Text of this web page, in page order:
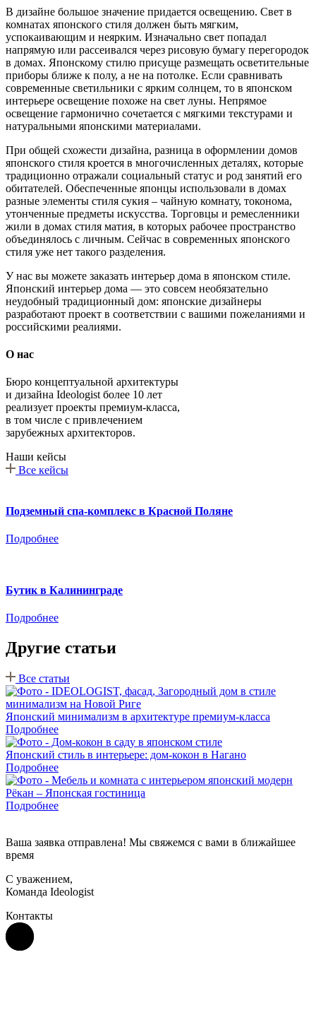
В дизайне большое значение придается освещению. Свет в
комнатах японского стиля должен быть мягким,
успокаивающим и неярким. Изначально свет попадал
напрямую или рассеивался через рисовую бумагу перегородок
в домах. Японскому стилю присуще размещать осветительные
приборы ближе к полу, а не на потолке. Если сравнивать
современные светильники с ярким солнцем, то в японском
интерьере освещение похоже на свет луны. Непрямое
освещение гармонично сочетается с мягкими текстурами и
натуральными японскими материалами.
При общей схожести дизайна, разница в оформлении домов
японского стиля кроется в многочисленных деталях, которые
традиционно отражали социальный статус и род занятий его
обитателей. Обеспеченные японцы использовали в домах
разные элементы стиля сукия – чайную комнату, токонома,
утонченные предметы искусства. Торговцы и ремесленники
жили в домах стиля матия, в которых рабочее пространство
объединялось с личным. Сейчас в современных японского
стиля уже нет такого разделения.
У нас вы можете заказать интерьер дома в японском стиле.
Японский интерьер дома — это совсем необязательно
неудобный традиционный дом: японские дизайнеры
разработают проект в соответствии с вашими пожеланиями и
российскими реалиями.
О нас
Бюро концептуальной архитектуры
и дизайна Ideologist более 10 лет
реализует проекты премиум-класса,
в том числе с привлечением
зарубежных архитекторов.
Наши кейсы
Все кейсы
Подземный спа-комплекс в Красной Поляне
Подробнее
Бутик в Калининграде
Подробнее
Другие статьи
Все статьи
Японский минимализм в архитектуре премиум-класса
Подробнее
Японский стиль в интерьере: дом-кокон в Нагано
Подробнее
Рёкан – Японская гостиница
Подробнее
Ваша заявка отправлена! Мы свяжемся с вами в ближайшее
время
С уважением,
Команда Ideologist
Контакты